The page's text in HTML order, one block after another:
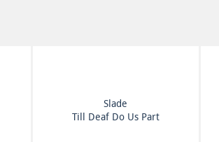
Slade
Till Deaf Do Us Part